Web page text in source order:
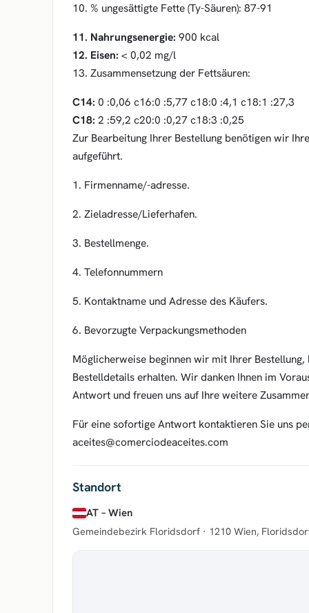
10. % ungesättigte Fette (Ty-Säuren): 87-91
11. Nahrungsenergie: 900 kcal
12. Eisen: < 0,02 mg/l
13. Zusammensetzung der Fettsäuren:
C14: 0 :0,06 c16:0 :5,77 c18:0 :4,1 c18:1 :27,3
C18: 2 :59,2 c20:0 :0,27 c18:3 :0,25
Zur Bearbeitung Ihrer Bestellung benötigen wir
aufgeführt.
1. Firmenname/-adresse.
2. Zieladresse/Lieferhafen.
3. Bestellmenge.
4. Telefonnummern
5. Kontaktname und Adresse des Käufers.
6. Bevorzugte Verpackungsmethoden
Möglicherweise beginnen wir mit Ihrer
Bestelldetails erhalten. Wir danken Ihnen im
Antwort und freuen uns auf Ihre weitere
Für eine sofortige Antwort kontaktieren Sie uns
aceites@comerciodeaceites.com
Standort
AT – Wien
Gemeindebezirk Floridsdorf · 1210 Wien,